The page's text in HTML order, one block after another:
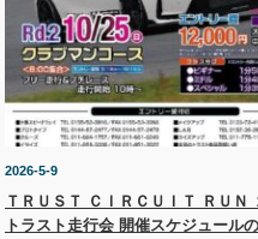
2026-5-9
ＴＲＵＳＴ ＣＩＲＣＵＩＴ ＲＵＮ
トラスト走行会 開催スケジュール